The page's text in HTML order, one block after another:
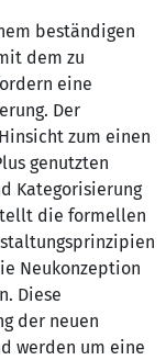
beständigen
dem zu
eine
Der
zum einen
genutzten
Kategorisierung
die formellen
Neukonzeption
Diese
der neuen
werden um eine